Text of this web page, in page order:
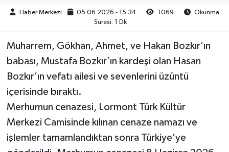
Haber Merkezi 05.06.2026 - 15:34 1069
Okunma
Süresi: 1 Dk
Muharrem, Gökhan, Ahmet, ve Hakan Bozkır’ın
babası, Mustafa Bozkır’ın kardeşi olan Hasan
Bozkır’ın vefatı ailesi ve sevenlerini üzüntü
içerisinde bıraktı.
Merhumun cenazesi, Lormont Türk Kültür
Merkezi Camisinde kılınan cenaze namazı ve
işlemler tamamlandıktan sonra Türkiye'ye
Ortaköy
Osmancık
Sungurlu
Uğurludağ
Sağlık